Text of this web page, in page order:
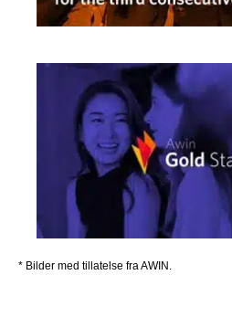
* Bilder med tillatelse fra AWIN.